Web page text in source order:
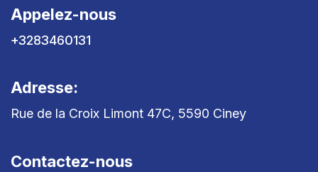
Appelez-nous
+3283460131
Adresse:
Rue de la Croix Limont 47C, 5590 Ciney
Contactez-nous